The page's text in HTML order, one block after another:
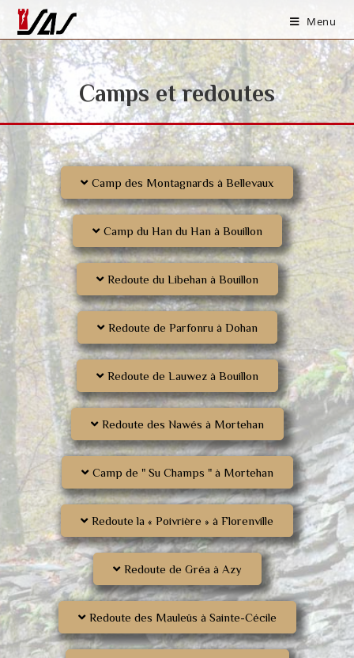
Menu
Camps et redoutes
Camp des Montagnards à Bellevaux
Camp du Han du Han à Bouillon
Redoute du Libehan à Bouillon
Redoute de Parfonru à Dohan
Redoute de Lauwez à Bouillon
Redoute des Nawés à Mortehan
Camp de " Su Champs " à Mortehan
Redoute la « Poivrière » à Florenville
Redoute de Gréa à Azy
Redoute des Mauleûs à Sainte-Cécile